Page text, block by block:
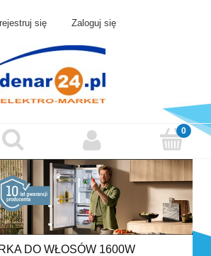
się Zaloguj się
DO WŁOSÓW 1600W